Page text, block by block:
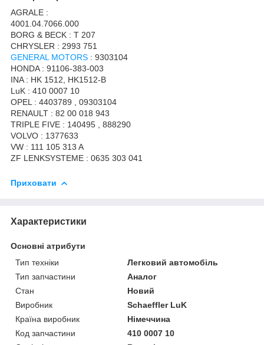
AGRALE :
4001.04.7066.000
BORG & BECK : T 207
CHRYSLER : 2993 751
GENERAL MOTORS : 9303104
HONDA : 91106-383-003
INA : HK 1512, HK1512-B
LuK : 410 0007 10
OPEL : 4403789 , 09303104
RENAULT : 82 00 018 943
TRIPLE FIVE : 140495 , 888290
VOLVO : 1377633
VW : 111 105 313 A
ZF LENKSYSTEME : 0635 303 041
Приховати
Характеристики
Основні атрибути
Тип техніки
Легковий автомобіль
Тип запчастини
Аналог
Стан
Новий
Виробник
Schaeffler LuK
Країна виробник
Німеччина
Код запчастини
410 0007 10